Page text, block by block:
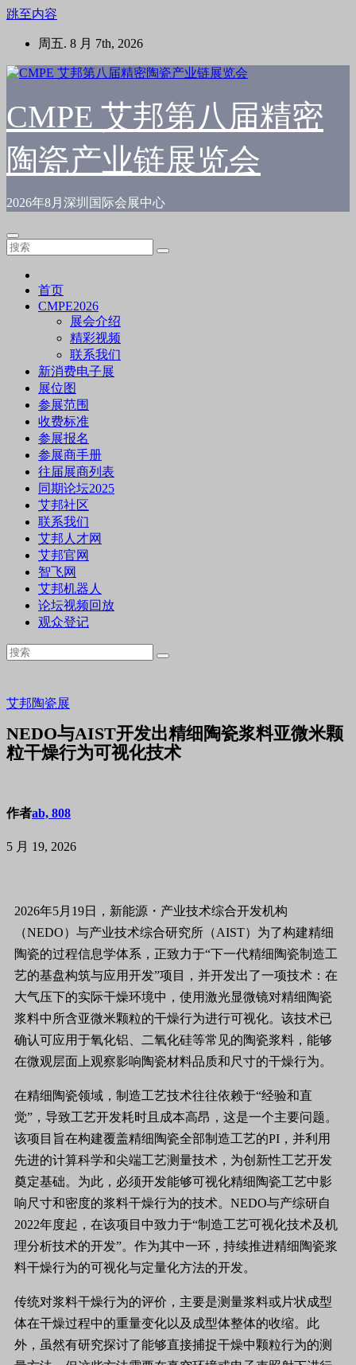
跳至内容
周五. 8 月 7th, 2026
CMPE 艾邦第八届精密
陶瓷产业链展览会
2026年8月深圳国际会展中心
首页
CMPE2026
展会介绍
精彩视频
联系我们
新消费电子展
展位图
参展范围
收费标准
参展报名
参展商手册
往届展商列表
同期论坛2025
艾邦社区
联系我们
艾邦人才网
艾邦官网
智飞网
艾邦机器人
论坛视频回放
观众登记
艾邦陶瓷展
NEDO与AIST开发出精细陶瓷浆料亚微米颗
粒干燥行为可视化技术
作者ab, 808
5 月 19, 2026
2026年5月19日，新能源・产业技术综合开发机构
（NEDO）与产业技术综合研究所（AIST）为了构建精细
陶瓷的过程信息学体系，正致力于“下一代精细陶瓷制造工
艺的基盘构筑与应用开发”项目，并开发出了一项技术：在
大气压下的实际干燥环境中，使用激光显微镜对精细陶瓷
浆料中所含亚微米颗粒的干燥行为进行可视化。该技术已
确认可应用于氧化铝、二氧化硅等常见的陶瓷浆料，能够
在微观层面上观察影响陶瓷材料品质和尺寸的干燥行为。
在精细陶瓷领域，制造工艺技术往往依赖于“经验和直
觉”，导致工艺开发耗时且成本高昂，这是一个主要问题。
该项目旨在构建覆盖精细陶瓷全部制造工艺的PI，并利用
先进的计算科学和尖端工艺测量技术，为创新性工艺开发
奠定基础。为此，必须开发能够可视化精细陶瓷工艺中影
响尺寸和密度的浆料干燥行为的技术。NEDO与产综研自
2022年度起，在该项目中致力于“制造工艺可视化技术及机
理分析技术的开发”。作为其中一环，持续推进精细陶瓷浆
料干燥行为的可视化与定量化方法的开发。
传统对浆料干燥行为的评价，主要是测量浆料或片状成型
体在干燥过程中的重量变化以及成型体整体的收缩。此
外，虽然有研究探讨了能够直接捕捉干燥中颗粒行为的测